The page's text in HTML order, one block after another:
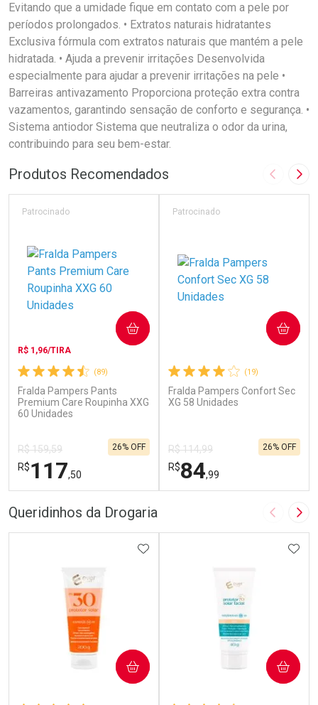
Evitando que a umidade fique em contato com a pele por
períodos prolongados. • Extratos naturais hidratantes
Exclusiva fórmula com extratos naturais que mantém a pele
hidratada. • Ajuda a prevenir irritações Desenvolvida
especialmente para ajudar a prevenir irritações na pele •
Barreiras antivazamento Proporciona proteção extra contra
vazamentos, garantindo sensação de conforto e segurança. •
Sistema antiodor Sistema que neutraliza o odor da urina,
contribuindo para seu bem-estar.
Produtos Recomendados Imagem
(89)
R$ 1,96/TIRA
Fralda Pampers Pants
Premium Care Roupinha XXG
60 Unidades
Patrocinado
R$ 159,59
R$117,50
26% OFF
COMPRAR
(19)
Fralda Pampers Confort Sec
XG 58 Unidades
Patrocinado
R$ 114,99
R$84,99
26% OFF
COMPRAR
Queridinhos da Drogaria Imagem
ADICIONAR AOS FAVORITOS
COMPRAR COMPRAR